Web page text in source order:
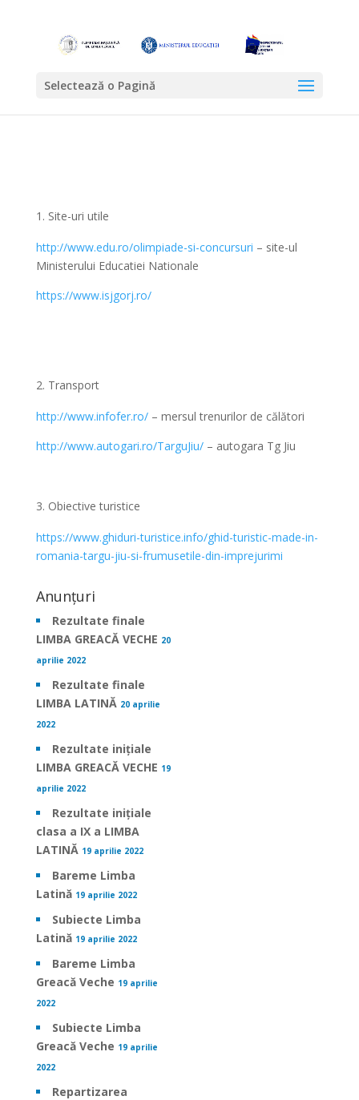
Selectează o Pagină
Site-uri utile
http://www.edu.ro/olimpiade-si-concursuri – site-ul
Ministerului Educatiei Nationale
https://www.isjgorj.ro/
Transport
http://www.infofer.ro/– mersul trenurilor de călători
http://www.autogari.ro/TarguJiu/– autogara Tg Jiu
Obiective turistice
https://www.ghiduri-turistice.info/ghid-turistic-made-in-
romania-targu-jiu-si-frumusetile-din-imprejurimi
Anunțuri
Rezultate finale
LIMBA GREACĂ VECHE 20
aprilie 2022
Rezultate finale
LIMBA LATINĂ 20 aprilie
2022
Rezultate inițiale
LIMBA GREACĂ VECHE 19
aprilie 2022
Rezultate inițiale
clasa a IX a LIMBA
LATINĂ 19 aprilie 2022
Bareme Limba
Latină 19 aprilie 2022
Subiecte Limba
Latină 19 aprilie 2022
Bareme Limba
Greacă Veche 19 aprilie
2022
Subiecte Limba
Greacă Veche 19 aprilie
2022
Repartizarea